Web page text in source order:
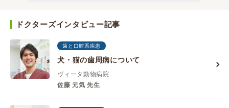
ドクターズインタビュー記事
歯と口腔系疾患
犬・猫の歯周病について
ヴィータ動物病院
佐藤 元気 先生